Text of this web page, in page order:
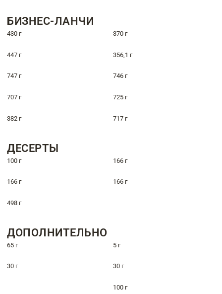
БИЗНЕС-ЛАНЧИ
430 г 370 г
447 г 356,1 г
747 г 746 г
707 г 725 г
382 г 717 г
ДЕСЕРТЫ
100 г 166 г
166 г 166 г
498 г
ДОПОЛНИТЕЛЬНО
65 г 5 г
30 г 30 г
100 г